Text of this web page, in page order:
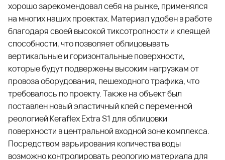
хорошо зарекомендовал себя на рынке, применялся
на многих наших проектах. Материал удобен в работе
благодаря своей высокой тиксотропности и клеящей
способности, что позволяет облицовывать
вертикальные и горизонтальные поверхности,
которые будут подвержены высоким нагрузкам от
провоза оборудования, пешеходного трафика, что
требовалось по проекту. Также на объект был
поставлен новый эластичный клей с переменной
реологией Keraflex Extra S1 для облицовки
поверхности в центральной входной зоне комплекса.
Посредством варьирования количества воды
возможно контролировать реологию материала для